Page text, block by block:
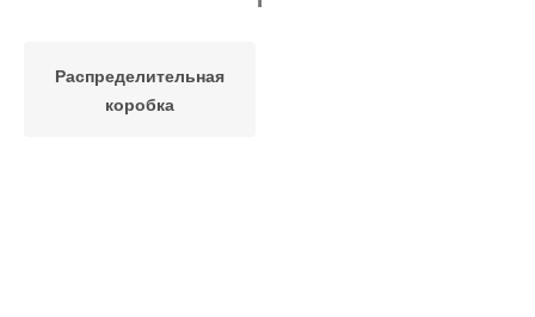
Распределительная
коробка